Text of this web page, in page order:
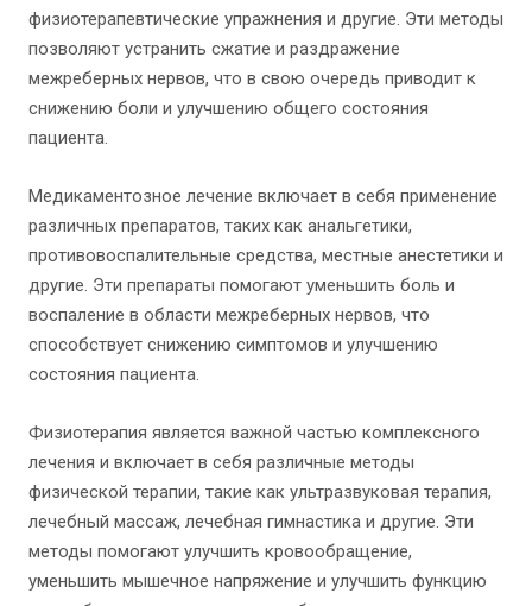
физиотерапевтические упражнения и другие. Эти методы
позволяют устранить сжатие и раздражение
межреберных нервов, что в свою очередь приводит к
снижению боли и улучшению общего состояния
пациента.
Медикаментозное лечение включает в себя применение
различных препаратов, таких как анальгетики,
противовоспалительные средства, местные анестетики и
другие. Эти препараты помогают уменьшить боль и
воспаление в области межреберных нервов, что
способствует снижению симптомов и улучшению
состояния пациента.
Физиотерапия является важной частью комплексного
лечения и включает в себя различные методы
физической терапии, такие как ультразвуковая терапия,
лечебный массаж, лечебная гимнастика и другие. Эти
методы помогают улучшить кровообращение,
уменьшить мышечное напряжение и улучшить функцию